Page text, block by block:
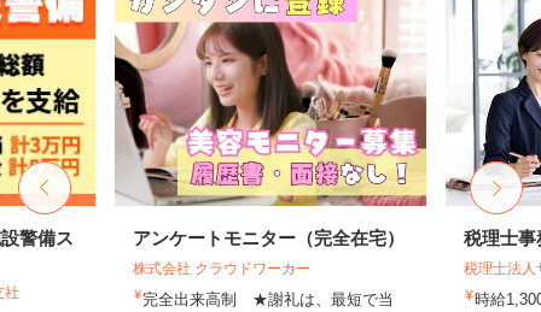
警備ス
社
アンケートモニター（完全在宅）
株式会社 クラウドワーカー
完全出来高制 ★謝礼は、最短で当
税理士事
税理士法人
時給